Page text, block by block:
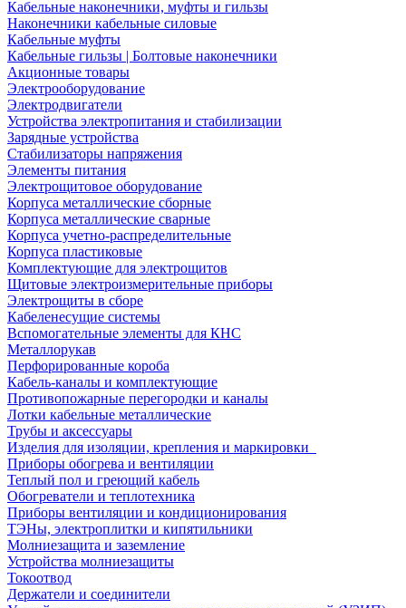
Кабельные наконечники, муфты и гильзы
Наконечники кабельные силовые
Кабельные муфты
Кабельные гильзы | Болтовые наконечники
Акционные товары
Электрооборудование
Электродвигатели
Устройства электропитания и стабилизации
Зарядные устройства
Стабилизаторы напряжения
Элементы питания
Электрощитовое оборудование
Корпуса металлические сборные
Корпуса металлические сварные
Корпуса учетно-распределительные
Корпуса пластиковые
Комплектующие для электрощитов
Щитовые электроизмерительные приборы
Электрощиты в сборе
Кабеленесущие системы
Вспомогательные элементы для КНС
Металлорукав
Перфорированные короба
Кабель-каналы и комплектующие
Противопожарные перегородки и каналы
Лотки кабельные металлические
Трубы и аксессуары
Изделия для изоляции, крепления и маркировки
Приборы обогрева и вентиляции
Теплый пол и греющий кабель
Обогреватели и теплотехника
Приборы вентиляции и кондиционирования
ТЭНы, электроплитки и кипятильники
Молниезащита и заземление
Устройства молниезащиты
Токоотвод
Держатели и соединители